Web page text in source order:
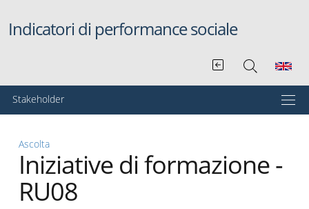
Indicatori di performance sociale
Menu principale
Stakeholder
Ascolta
Iniziative di formazione -
RU08